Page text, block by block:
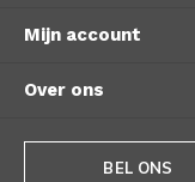
Mijn account
Over ons
BEL ONS